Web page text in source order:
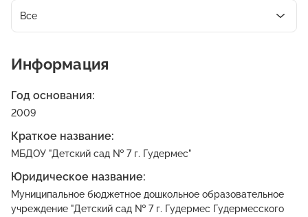
Все
Информация
Год основания:
2009
Краткое название:
МБДОУ "Детский сад № 7 г. Гудермес"
Юридическое название:
Муниципальное бюджетное дошкольное образовательное
учреждение "Детский сад № 7 г. Гудермес Гудермесского